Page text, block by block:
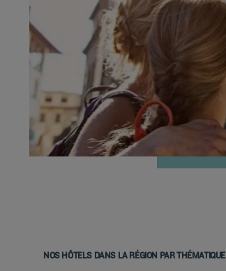
NOS HÔTELS DANS LA RÉGION PAR THÉMATIQUE